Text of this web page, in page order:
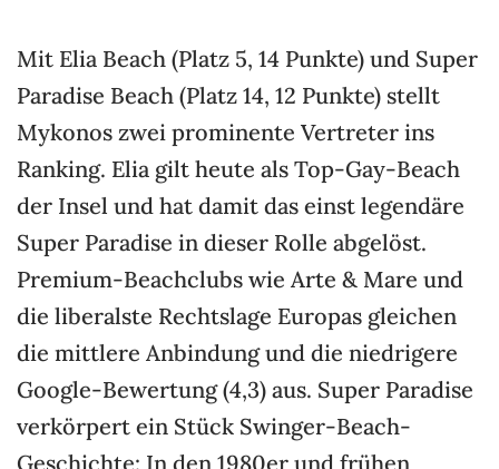
Mit Elia Beach (Platz 5, 14 Punkte) und Super
Paradise Beach (Platz 14, 12 Punkte) stellt
Mykonos zwei prominente Vertreter ins
Ranking. Elia gilt heute als Top-Gay-Beach
der Insel und hat damit das einst legendäre
Super Paradise in dieser Rolle abgelöst.
Premium-Beachclubs wie Arte & Mare und
die liberalste Rechtslage Europas gleichen
die mittlere Anbindung und die niedrigere
Google-Bewertung (4,3) aus. Super Paradise
verkörpert ein Stück Swinger-Beach-
Geschichte: In den 1980er und frühen